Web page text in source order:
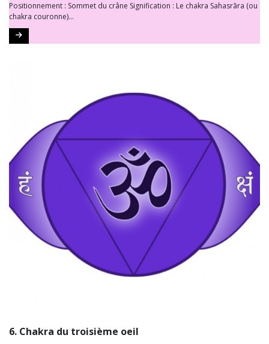
Positionnement : Sommet du crâne Signification : Le chakra Sahasrāra (ou
chakra couronne)...
6. Chakra du troisième oeil